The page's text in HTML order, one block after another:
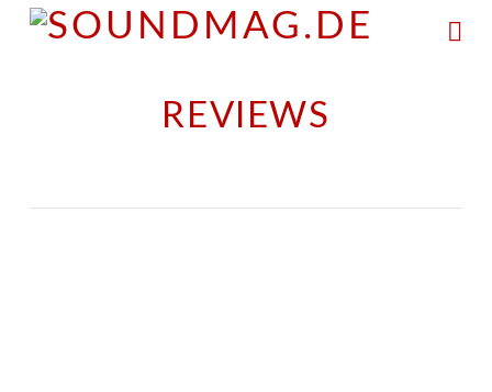
REVIEWS